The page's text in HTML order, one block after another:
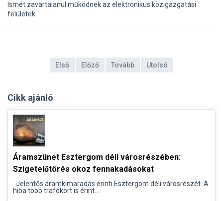
Ismét zavartalanul működnek az elektronikus közigazgatási
felületek
Első Előző Tovább Utolsó
Cikk ajánló
Áramszünet Esztergom déli városrészében:
Szigetelőtörés okoz fennakadásokat
Jelentős áramkimaradás érinti Esztergom déli városrészét. A
hiba több trafókört is érint...